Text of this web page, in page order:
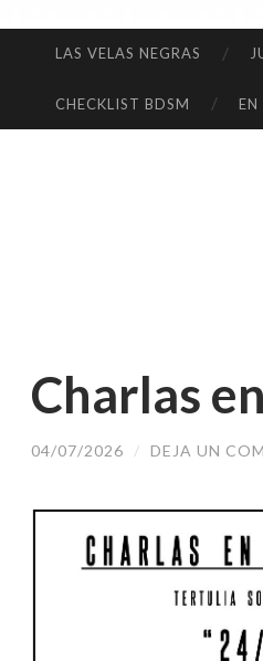
LAS VELAS NEGRAS
CHECKLIST BDSM EN
Charlas
04/07/2026 / DEJA UN